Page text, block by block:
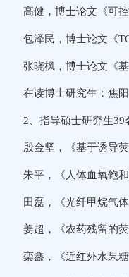
高健，博士论文《可
包泽民，博士论文《
张晓枫，博士论文《
在读博士研究生：焦
2、指导硕士研究生39
殷金坚，《基于诱导
朱平，《人体血氧饱
田磊，《光纤甲烷气
姜超，《农药残留的
栾鑫，《近红外水果